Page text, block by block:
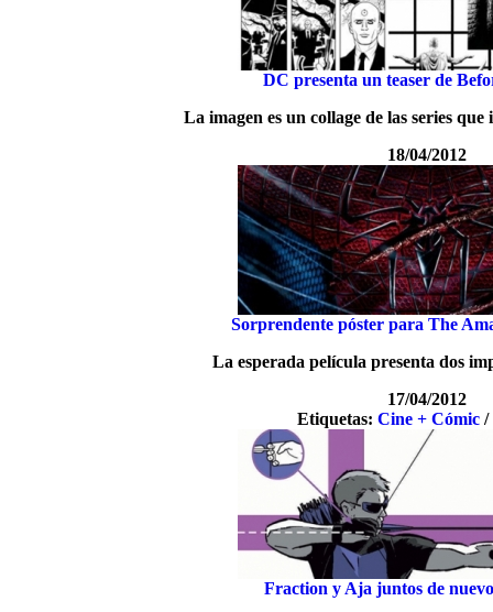
DC presenta un teaser de
La imagen es un collage de las series
18/04/2012
Sorprendente póster para The
La esperada película presenta dos
17/04/2012
Etiquetas:Cine + Cómic /
Fraction y Aja juntos de